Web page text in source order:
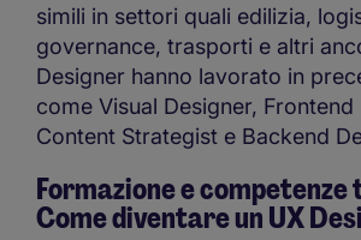
simili in settori quali edilizia,
governance, trasporti e altri
Designer hanno lavorato in
come Visual Designer, Frontend
Content Strategist e Backend
Formazione e competenze
Come diventare un UX